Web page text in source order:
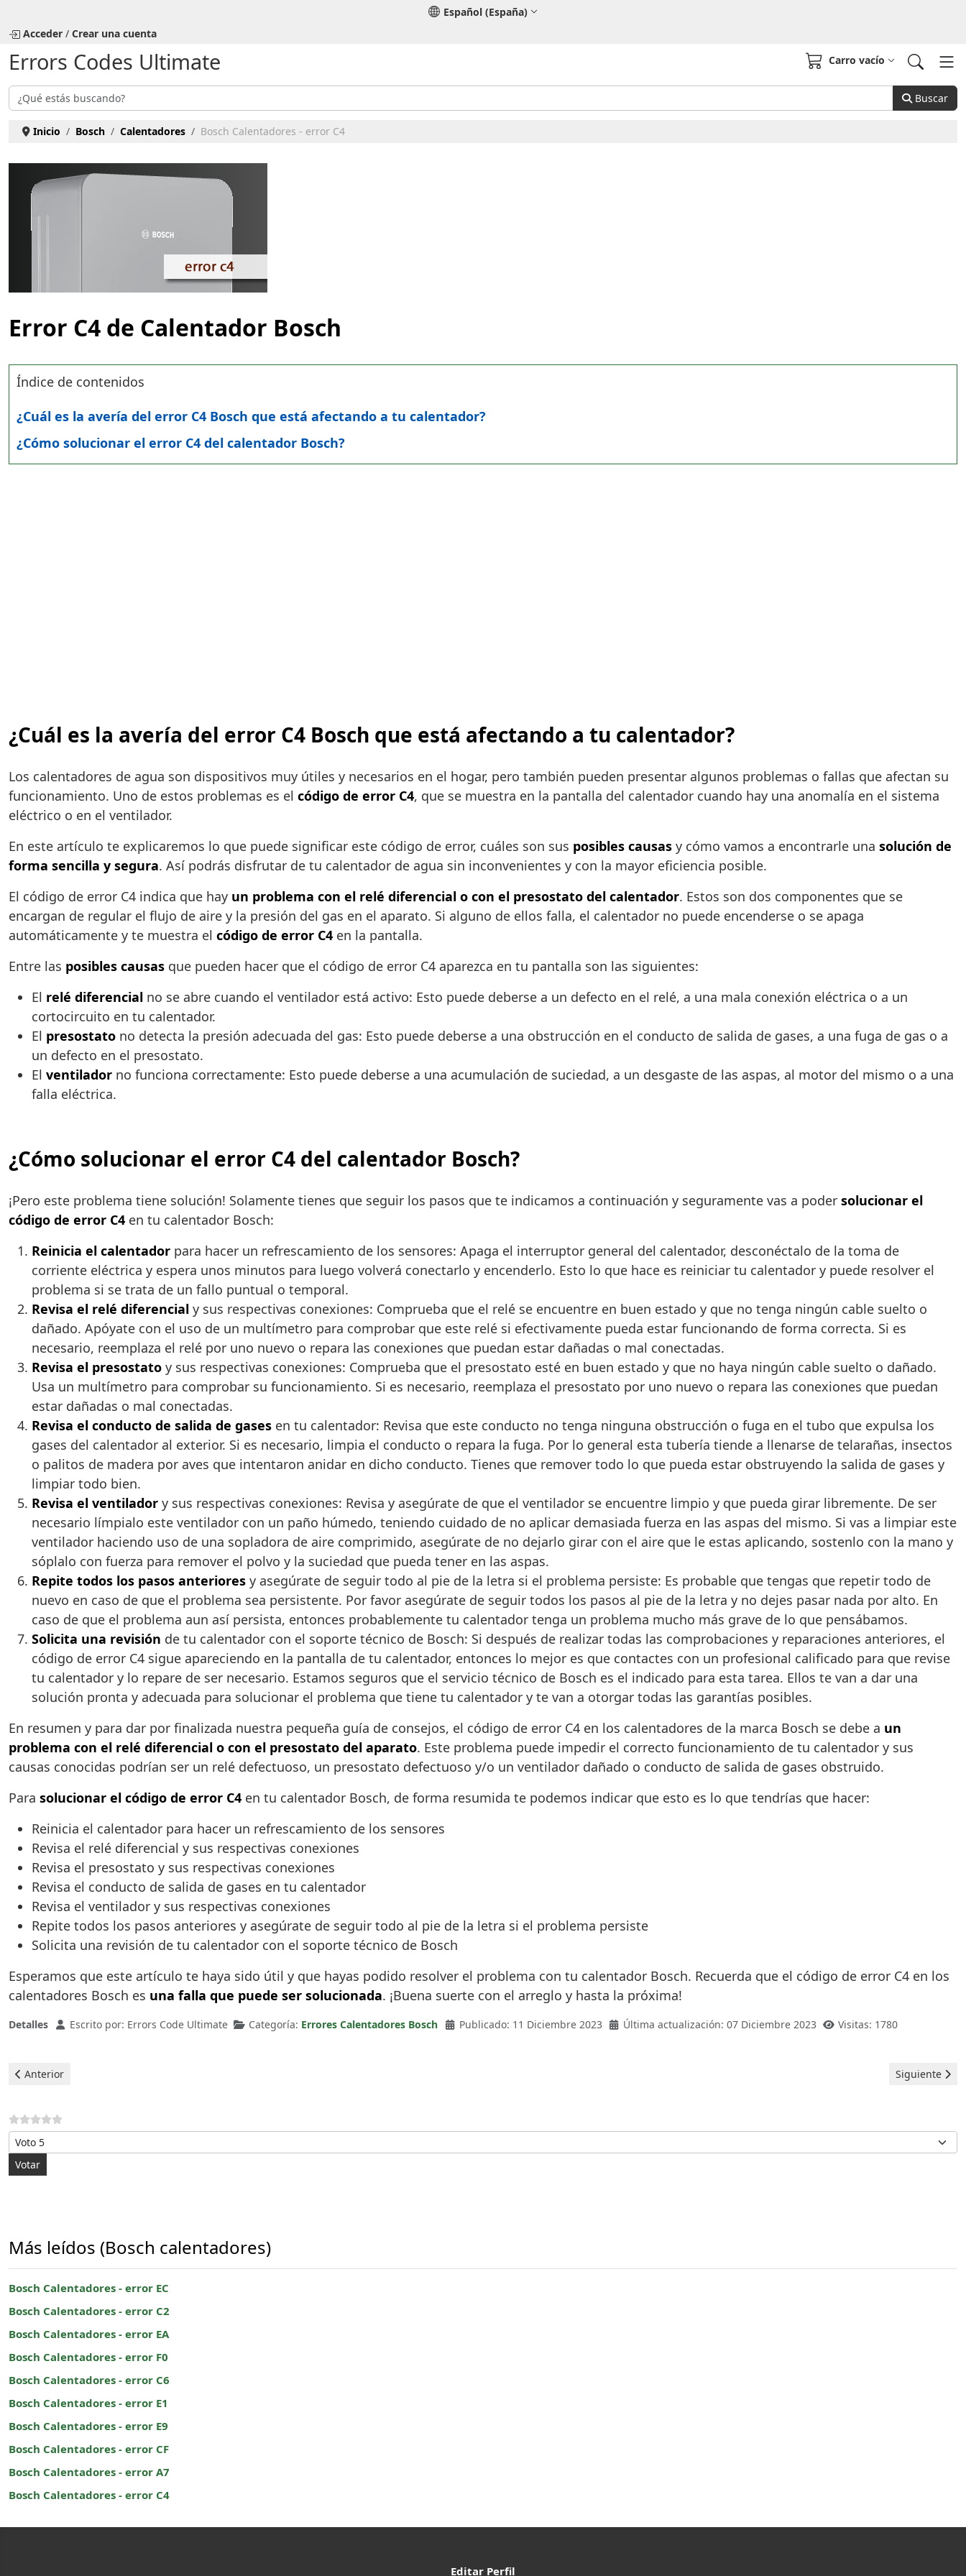
Español (España)
Acceder / Crear una cuenta
Errors Codes Ultimate
Buscar Buscar
Carro vacío
Inicio Bosch Calentadores Bosch Calentadores - error C4
Error C4 de Calentador Bosch
Índice de contenidos
¿Cuál es la avería del error C4 Bosch que está afectando a tu calentador?
¿Cómo solucionar el error C4 del calentador Bosch?
¿Cuál es la avería del error C4 Bosch que está afectando a tu calentador?
Los calentadores de agua son dispositivos muy útiles y necesarios en el hogar, pero también pueden presentar algunos problemas o fallas que afectan su
funcionamiento. Uno de estos problemas es el código de error C4, que se muestra en la pantalla del calentador cuando hay una anomalía en el sistema
eléctrico o en el ventilador.
En este artículo te explicaremos lo que puede significar este código de error, cuáles son sus posibles causas y cómo vamos a encontrarle una solución de
forma sencilla y segura. Así podrás disfrutar de tu calentador de agua sin inconvenientes y con la mayor eficiencia posible.
El código de error C4 indica que hay un problema con el relé diferencial o con el presostato del calentador. Estos son dos componentes que se
encargan de regular el flujo de aire y la presión del gas en el aparato. Si alguno de ellos falla, el calentador no puede encenderse o se apaga
automáticamente y te muestra el código de error C4 en la pantalla.
Entre las posibles causas que pueden hacer que el código de error C4 aparezca en tu pantalla son las siguientes:
El relé diferencial no se abre cuando el ventilador está activo: Esto puede deberse a un defecto en el relé, a una mala conexión eléctrica o a un
cortocircuito en tu calentador.
El presostato no detecta la presión adecuada del gas: Esto puede deberse a una obstrucción en el conducto de salida de gases, a una fuga de gas o a
un defecto en el presostato.
El ventilador no funciona correctamente: Esto puede deberse a una acumulación de suciedad, a un desgaste de las aspas, al motor del mismo o a una
falla eléctrica.
¿Cómo solucionar el error C4 del calentador Bosch?
¡Pero este problema tiene solución! Solamente tienes que seguir los pasos que te indicamos a continuación y seguramente vas a poder solucionar el
código de error C4 en tu calentador Bosch:
Reinicia el calentador para hacer un refrescamiento de los sensores: Apaga el interruptor general del calentador, desconéctalo de la toma de
corriente eléctrica y espera unos minutos para luego volverá conectarlo y encenderlo. Esto lo que hace es reiniciar tu calentador y puede resolver el
problema si se trata de un fallo puntual o temporal.
Revisa el relé diferencial y sus respectivas conexiones: Comprueba que el relé se encuentre en buen estado y que no tenga ningún cable suelto o
dañado. Apóyate con el uso de un multímetro para comprobar que este relé si efectivamente pueda estar funcionando de forma correcta. Si es
necesario, reemplaza el relé por uno nuevo o repara las conexiones que puedan estar dañadas o mal conectadas.
Revisa el presostato y sus respectivas conexiones: Comprueba que el presostato esté en buen estado y que no haya ningún cable suelto o dañado.
Usa un multímetro para comprobar su funcionamiento. Si es necesario, reemplaza el presostato por uno nuevo o repara las conexiones que puedan
estar dañadas o mal conectadas.
Revisa el conducto de salida de gases en tu calentador: Revisa que este conducto no tenga ninguna obstrucción o fuga en el tubo que expulsa los
gases del calentador al exterior. Si es necesario, limpia el conducto o repara la fuga. Por lo general esta tubería tiende a llenarse de telarañas, insectos
o palitos de madera por aves que intentaron anidar en dicho conducto. Tienes que remover todo lo que pueda estar obstruyendo la salida de gases y
limpiar todo bien.
Revisa el ventilador y sus respectivas conexiones: Revisa y asegúrate de que el ventilador se encuentre limpio y que pueda girar libremente. De ser
necesario límpialo este ventilador con un paño húmedo, teniendo cuidado de no aplicar demasiada fuerza en las aspas del mismo. Si vas a limpiar este
ventilador haciendo uso de una sopladora de aire comprimido, asegúrate de no dejarlo girar con el aire que le estas aplicando, sostenlo con la mano y
sóplalo con fuerza para remover el polvo y la suciedad que pueda tener en las aspas.
Repite todos los pasos anteriores y asegúrate de seguir todo al pie de la letra si el problema persiste: Es probable que tengas que repetir todo de
nuevo en caso de que el problema sea persistente. Por favor asegúrate de seguir todos los pasos al pie de la letra y no dejes pasar nada por alto. En
caso de que el problema aun así persista, entonces probablemente tu calentador tenga un problema mucho más grave de lo que pensábamos.
Solicita una revisión de tu calentador con el soporte técnico de Bosch: Si después de realizar todas las comprobaciones y reparaciones anteriores, el
código de error C4 sigue apareciendo en la pantalla de tu calentador, entonces lo mejor es que contactes con un profesional calificado para que revise
tu calentador y lo repare de ser necesario. Estamos seguros que el servicio técnico de Bosch es el indicado para esta tarea. Ellos te van a dar una
solución pronta y adecuada para solucionar el problema que tiene tu calentador y te van a otorgar todas las garantías posibles.
En resumen y para dar por finalizada nuestra pequeña guía de consejos, el código de error C4 en los calentadores de la marca Bosch se debe a un
problema con el relé diferencial o con el presostato del aparato. Este problema puede impedir el correcto funcionamiento de tu calentador y sus
causas conocidas podrían ser un relé defectuoso, un presostato defectuoso y/o un ventilador dañado o conducto de salida de gases obstruido.
Para solucionar el código de error C4 en tu calentador Bosch, de forma resumida te podemos indicar que esto es lo que tendrías que hacer:
Reinicia el calentador para hacer un refrescamiento de los sensores
Revisa el relé diferencial y sus respectivas conexiones
Revisa el presostato y sus respectivas conexiones
Revisa el conducto de salida de gases en tu calentador
Revisa el ventilador y sus respectivas conexiones
Repite todos los pasos anteriores y asegúrate de seguir todo al pie de la letra si el problema persiste
Solicita una revisión de tu calentador con el soporte técnico de Bosch
Esperamos que este artículo te haya sido útil y que hayas podido resolver el problema con tu calentador Bosch. Recuerda que el código de error C4 en los
calentadores Bosch es una falla que puede ser solucionada. ¡Buena suerte con el arreglo y hasta la próxima!
Detalles Escrito por: Errors Code Ultimate Categoría: Errores Calentadores Bosch Publicado: 11 Diciembre 2023 Última actualización: 07 Diciembre 2023 Visitas: 1780
Artículo anterior: Bosch Calentadores - error C2
Anterior Artículo
Siguiente
Por favor, vote
Más leídos (Bosch calentadores)
Bosch Calentadores - error EC
Bosch Calentadores - error C2
Bosch Calentadores - error EA
Bosch Calentadores - error F0
Bosch Calentadores - error C6
Bosch Calentadores - error E1
Bosch Calentadores - error E9
Bosch Calentadores - error CF
Bosch Calentadores - error A7
Bosch Calentadores - error C4
Editar Perfil